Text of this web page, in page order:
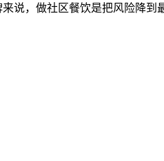
说，做社区餐饮是把风险降到